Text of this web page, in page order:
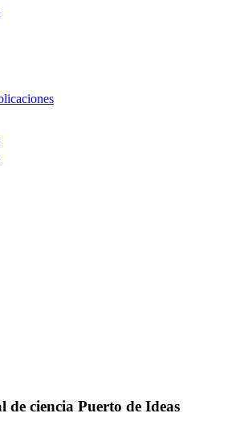
de ciencia Puerto de Ideas